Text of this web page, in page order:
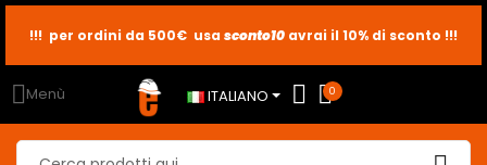
sconto2
sconto5
!!! per ordini da 500€ usa sconto10 avrai il 10% di sconto !!!
Menù ITALIANO 0